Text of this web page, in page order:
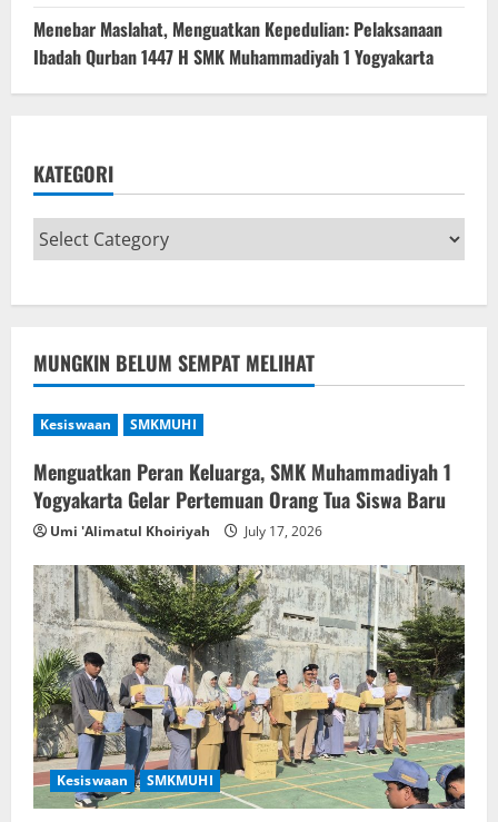
Menebar Maslahat, Menguatkan Kepedulian: Pelaksanaan
Ibadah Qurban 1447 H SMK Muhammadiyah 1 Yogyakarta
KATEGORI
MUNGKIN BELUM SEMPAT MELIHAT
Kesiswaan SMKMUHI
Menguatkan Peran Keluarga, SMK Muhammadiyah 1
Yogyakarta Gelar Pertemuan Orang Tua Siswa Baru
Umi 'Alimatul Khoiriyah July 17, 2026
Kesiswaan SMKMUHI